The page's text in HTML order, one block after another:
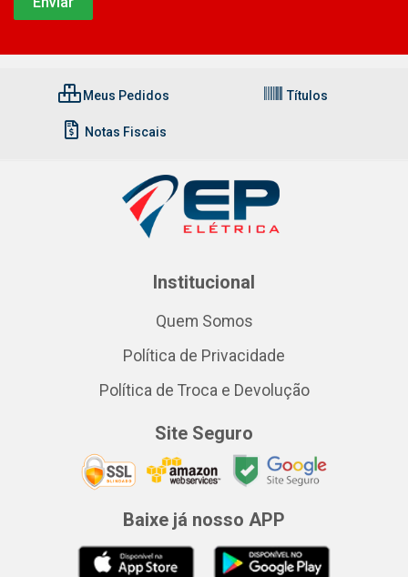
Meus Pedidos Títulos
Notas Fiscais
Institucional
Quem Somos
Política de Privacidade
Política de Troca e Devolução
Site Seguro
Baixe já nosso APP